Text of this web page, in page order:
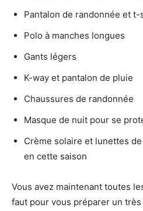
Pantalon de randonnée et
Polo à manches longues
Gants légers
K-way et pantalon de pluie
Chaussures de randonnée
Masque de nuit pour se
Crème solaire et lunettes
en cette saison
Vous avez maintenant toutes
faut pour vous préparer un